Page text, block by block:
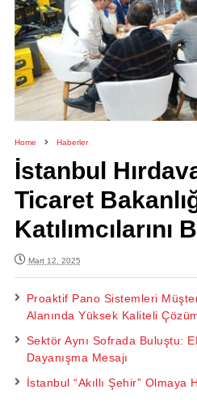
Home Haberler
İstanbul
Ticaret
Katılımcılarını
Mart 12, 2025
Proaktif Pano Sistemleri
Alanında Yüksek Kaliteli
Sektör Aynı Sofrada Buluştu:
Dayanışma Mesajı
İstanbul “Akıllı Şehir” Olmaya